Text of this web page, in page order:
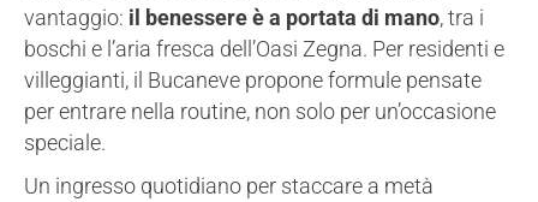
vantaggio: il benessere è a portata di mano, tra i
boschi e l’aria fresca dell’Oasi Zegna. Per residenti e
villeggianti, il Bucaneve propone formule pensate
per entrare nella routine, non solo per un’occasione
speciale.
Un ingresso quotidiano per staccare a metà